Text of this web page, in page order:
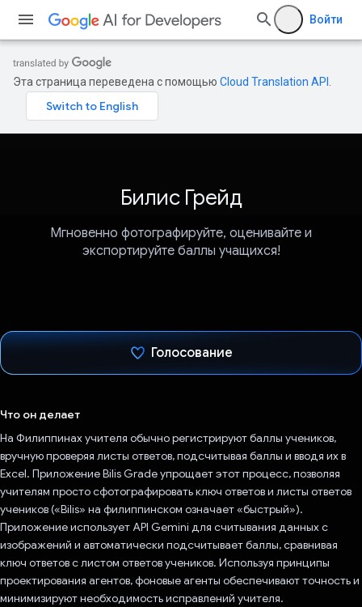
Войти
Эта страница переведена с помощью Cloud Translation API
Билис Грейд
Мгновенно фотографируйте, оценивайте и
экспортируйте баллы учащихся!
Голосование
Что он делает
На Филиппинах учителя обычно регистрируют баллы учеников,
вручную проверяя листы ответов, подсчитывая баллы и вводя их в
Excel. Приложение Bilis Grade упрощает этот процесс, позволяя
учителям просто сфотографировать ключ ответов и листы ответов
учеников («Bilis» на филиппинском означает «быстрый»).
Приложение использует API Gemini для считывания данных с
изображений и автоматически подсчитывает баллы, сравнивая
ключ ответов с листом ответов учеников. Используя принципы
проектирования агентов, фоновые агенты обеспечивают точность и
минимизируют необходимость исправлений учителя.